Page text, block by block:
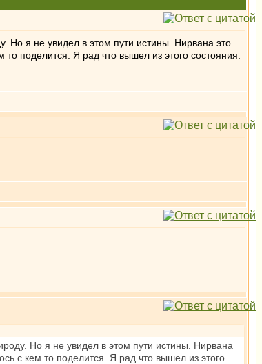
Но я не увидел в этом пути истины. Нирвана это
то поделится. Я рад что вышел из этого состояния.
Но я не увидел в этом пути истины. Нирвана
с кем то поделится. Я рад что вышел из этого